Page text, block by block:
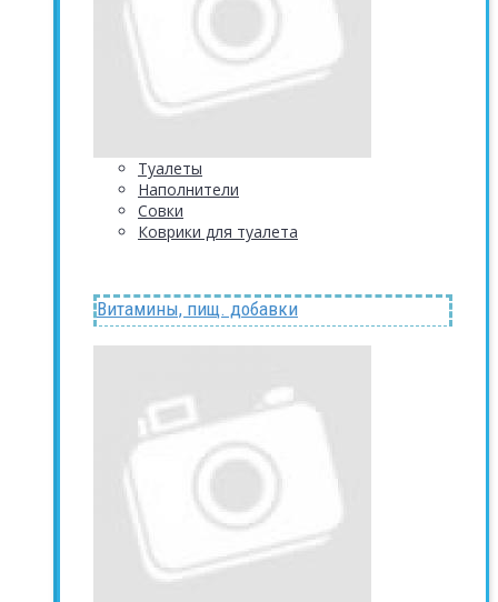
Туалеты
Наполнители
Совки
Коврики для туалета
Витамины, пищ. добавки